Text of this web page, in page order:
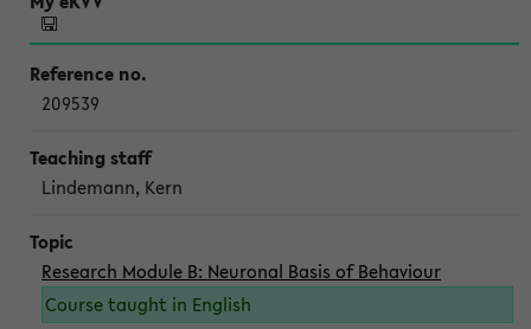
209539
Lindemann, Kern
Research Module B: Neuronal Basis of Behaviour
Course taught in English